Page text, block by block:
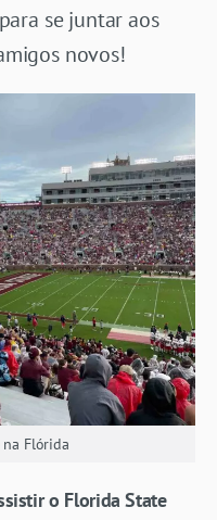
se juntar aos
novos!
na Flórida
o Florida State